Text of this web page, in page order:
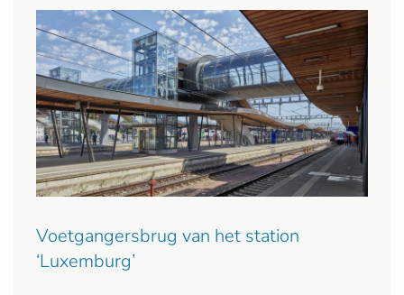
Voetgangersbrug van het station
‘Luxemburg’